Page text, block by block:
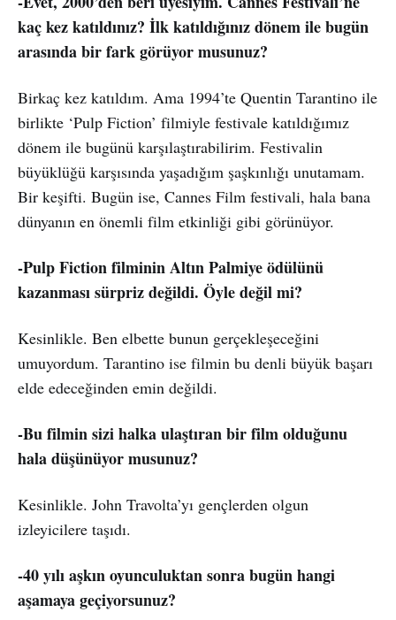
kaç kez katıldınız? İlk katıldığınız dönem ile bugün
arasında bir fark görüyor musunuz?
Birkaç kez katıldım. Ama 1994’te Quentin Tarantino ile
birlikte ‘Pulp Fiction’ filmiyle festivale katıldığımız
dönem ile bugünü karşılaştırabilirim. Festivalin
büyüklüğü karşısında yaşadığım şaşkınlığı unutamam.
Bir keşifti. Bugün ise, Cannes Film festivali, hala bana
dünyanın en önemli film etkinliği gibi görünüyor.
-Pulp Fiction filminin Altın Palmiye ödülünü
kazanması sürpriz değildi. Öyle değil mi?
Kesinlikle. Ben elbette bunun gerçekleşeceğini
umuyordum. Tarantino ise filmin bu denli büyük başarı
elde edeceğinden emin değildi.
-Bu filmin sizi halka ulaştıran bir film olduğunu
hala düşünüyor musunuz?
Kesinlikle. John Travolta’yı gençlerden olgun
izleyicilere taşıdı.
-40 yılı aşkın oyunculuktan sonra bugün hangi
aşamaya geçiyorsunuz?